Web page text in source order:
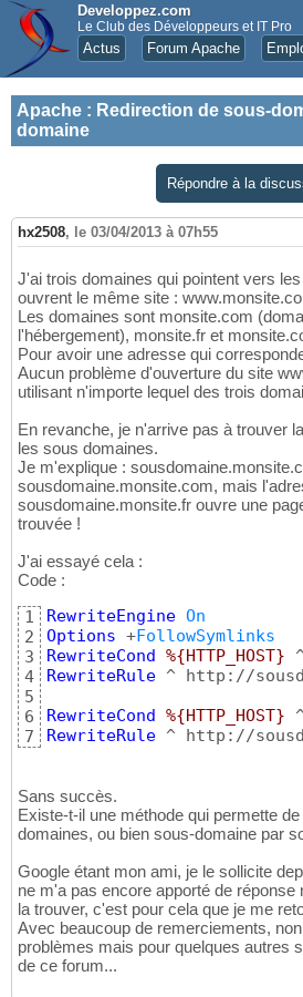
Developpez.com
Le Club des Développeurs et IT Pro
Actus Forum Apache
Apache : Redirection de sous-
domaine
Répondre à la
hx2508, le 03/04/2013 à 07h55
J'ai trois domaines qui pointent vers
ouvrent le même site :
Les domaines sont monsite.com
l'hébergement), monsite.fr et
Pour avoir une adresse qui
Aucun problème d'ouverture du site
utilisant n'importe lequel des trois
En revanche, je n'arrive pas à trouver
les sous domaines.
Je m'explique :
sousdomaine.monsite.com, mais
sousdomaine.monsite.fr ouvre une
trouvée !
J'ai essayé cela :
Code :
1
2
3
4
5
6
7
RewriteEngine On
Options +FollowSymlinks
RewriteCond
%{HTTP_HOST}
RewriteRule ^ http://
RewriteCond
%{HTTP_HOST}
RewriteRule ^ http://
Sans succès.
Existe-t-il une méthode qui permette
domaines, ou bien sous-domaine par
Google étant mon ami, je le sollicite
ne m'a pas encore apporté de réponse
la trouver, c'est pour cela que je me
Avec beaucoup de remerciements,
problèmes mais pour quelques autres
de ce forum...